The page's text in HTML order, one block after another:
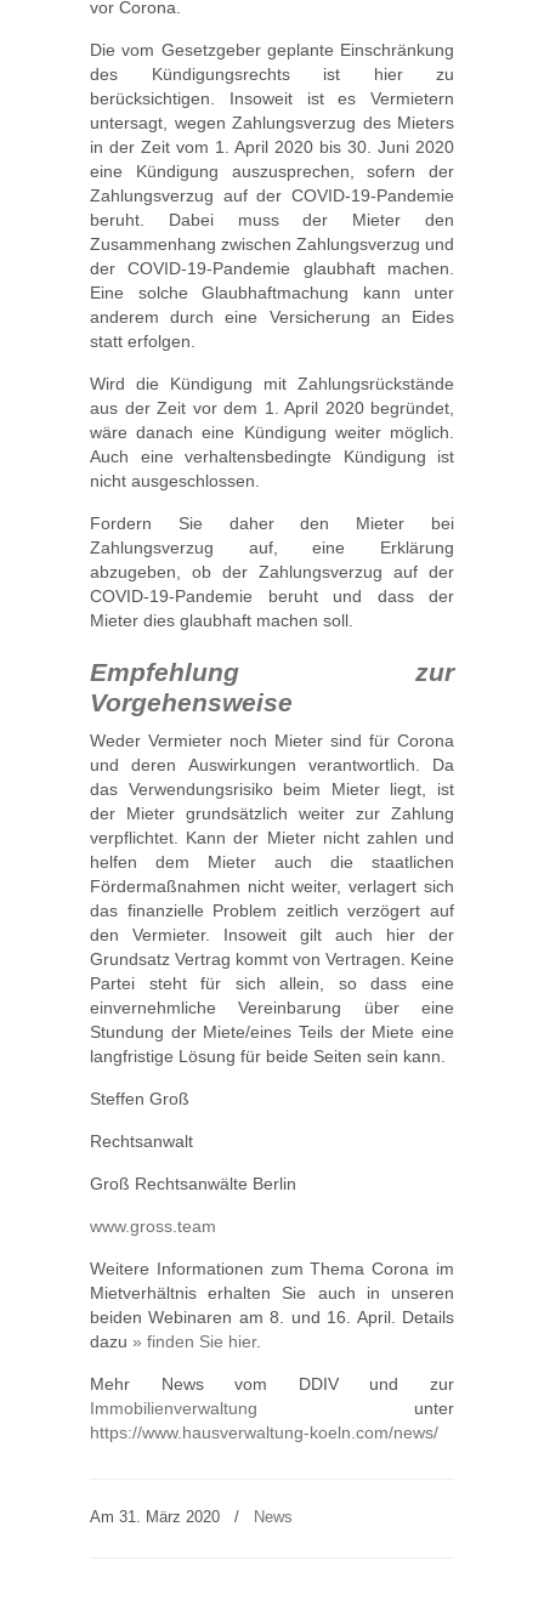
vor Corona.
Die vom Gesetzgeber geplante Einschränkung
des Kündigungsrechts ist hier zu
berücksichtigen. Insoweit ist es Vermietern
untersagt, wegen Zahlungsverzug des Mieters
in der Zeit vom 1. April 2020 bis 30. Juni 2020
eine Kündigung auszusprechen, sofern der
Zahlungsverzug auf der COVID-19-Pandemie
beruht. Dabei muss der Mieter den
Zusammenhang zwischen Zahlungsverzug und
der COVID-19-Pandemie glaubhaft machen.
Eine solche Glaubhaftmachung kann unter
anderem durch eine Versicherung an Eides
statt erfolgen.
Wird die Kündigung mit Zahlungsrückstände
aus der Zeit vor dem 1. April 2020 begründet,
wäre danach eine Kündigung weiter möglich.
Auch eine verhaltensbedingte Kündigung ist
nicht ausgeschlossen.
Fordern Sie daher den Mieter bei
Zahlungsverzug auf, eine Erklärung
abzugeben, ob der Zahlungsverzug auf der
COVID-19-Pandemie beruht und dass der
Mieter dies glaubhaft machen soll.
Empfehlung zur
Vorgehensweise
Weder Vermieter noch Mieter sind für Corona
und deren Auswirkungen verantwortlich. Da
das Verwendungsrisiko beim Mieter liegt, ist
der Mieter grundsätzlich weiter zur Zahlung
verpflichtet. Kann der Mieter nicht zahlen und
helfen dem Mieter auch die staatlichen
Fördermaßnahmen nicht weiter, verlagert sich
das finanzielle Problem zeitlich verzögert auf
den Vermieter. Insoweit gilt auch hier der
Grundsatz Vertrag kommt von Vertragen. Keine
Partei steht für sich allein, so dass eine
einvernehmliche Vereinbarung über eine
Stundung der Miete/eines Teils der Miete eine
langfristige Lösung für beide Seiten sein kann.
Steffen Groß
Rechtsanwalt
Groß Rechtsanwälte Berlin
www.gross.team
Weitere Informationen zum Thema Corona im
Mietverhältnis erhalten Sie auch in unseren
beiden Webinaren am 8. und 16. April. Details
dazu » finden Sie hier.
Mehr News vom DDIV und zur
Immobilienverwaltung unter
https://www.hausverwaltung-koeln.com/news/
Am 31. März 2020 / News